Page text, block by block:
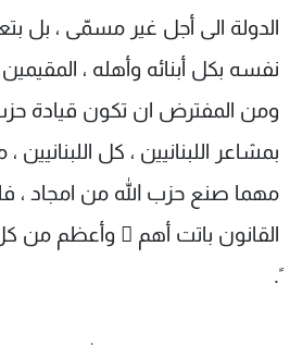
الدولة الى أجل غير مسمّى ، بل
نفسه بكل أبنائه وأهله ،
ومن المفترض ان تكون قيادة
بمشاعر اللبنانيين ، كل اللبنانيين
مهما صنع حزب الله من امجاد ،
القانون باتت أهم ّ وأعظم من كل
ً.